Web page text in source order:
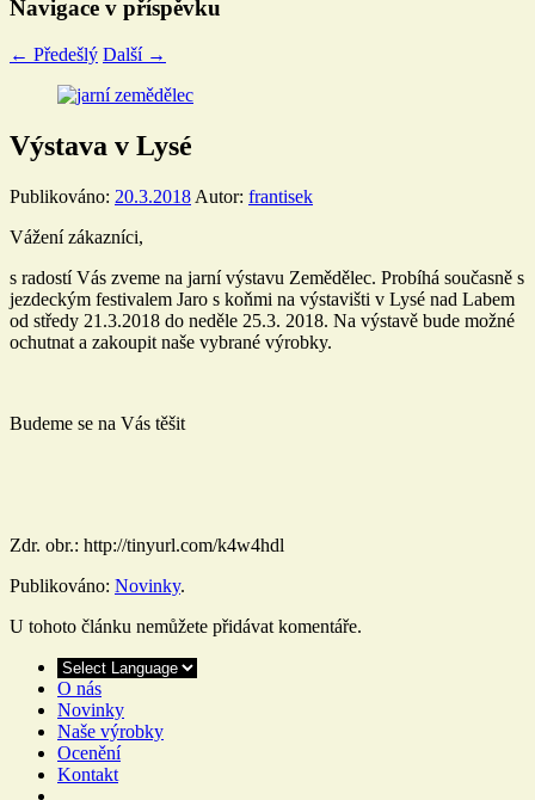
Navigace v příspěvku
← Předešlý Další →
Výstava v Lysé
Publikováno: 20.3.2018 Autor: frantisek
Vážení zákazníci,
s radostí Vás zveme na jarní výstavu Zemědělec. Probíhá současně s
jezdeckým festivalem Jaro s koňmi na výstavišti v Lysé nad Labem
od středy 21.3.2018 do neděle 25.3. 2018. Na výstavě bude možné
ochutnat a zakoupit naše vybrané výrobky.
Budeme se na Vás těšit
Zdr. obr.: http://tinyurl.com/k4w4hdl
Publikováno: Novinky.
U tohoto článku nemůžete přidávat komentáře.
O nás
Novinky
Naše výrobky
Ocenění
Kontakt